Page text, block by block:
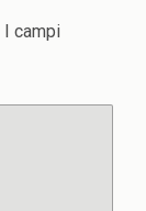
I campi